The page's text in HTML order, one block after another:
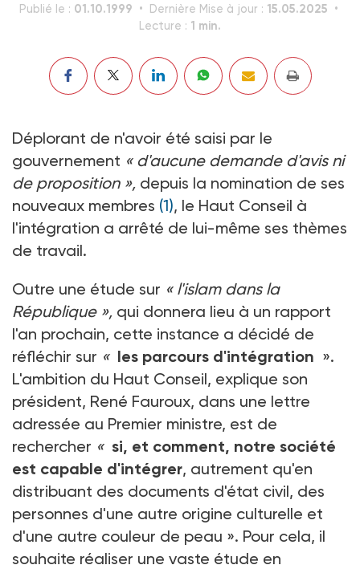
Publié le : 01.10.1999 Dernière Mise à jour : 15.05.2025
Lecture : 1 min.
Déplorant de n'avoir été saisi par le
gouvernement « d'aucune demande d'avis ni
de proposition », depuis la nomination de ses
nouveaux membres (1), le Haut Conseil à
l'intégration a arrêté de lui-même ses thèmes
de travail.
Outre une étude sur « l'islam dans la
République », qui donnera lieu à un rapport
l'an prochain, cette instance a décidé de
réfléchir sur « les parcours d'intégration ».
L'ambition du Haut Conseil, explique son
président, René Fauroux, dans une lettre
adressée au Premier ministre, est de
rechercher « si, et comment, notre société
est capable d'intégrer, autrement qu'en
distribuant des documents d'état civil, des
personnes d'une autre origine culturelle et
d'une autre couleur de peau ». Pour cela, il
souhaite réaliser une vaste étude en